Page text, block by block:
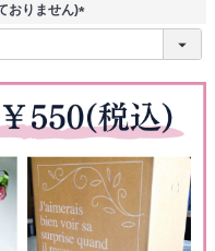
おりません)
(